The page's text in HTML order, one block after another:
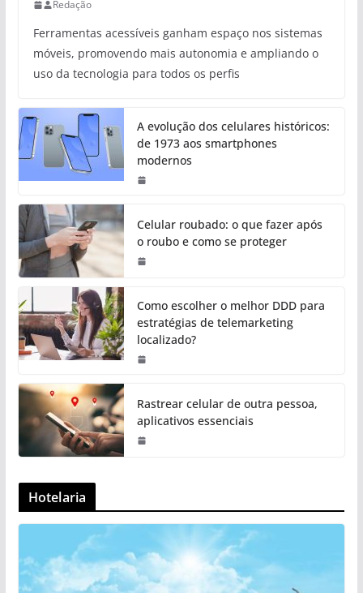
Redação
Ferramentas acessíveis ganham espaço nos sistemas
móveis, promovendo mais autonomia e ampliando o
uso da tecnologia para todos os perfis
A evolução dos celulares históricos:
de 1973 aos smartphones
modernos
Celular roubado: o que fazer após
o roubo e como se proteger
Como escolher o melhor DDD para
estratégias de telemarketing
localizado?
Rastrear celular de outra pessoa,
aplicativos essenciais
Hotelaria